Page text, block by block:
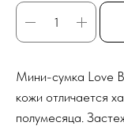
Мини-сумка Love
кожи отличается
полумесяца.